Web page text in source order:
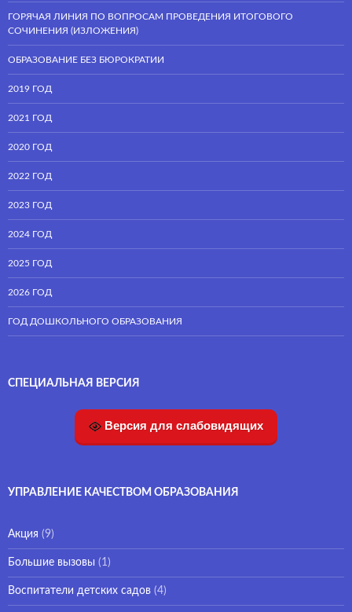
ГОРЯЧАЯ ЛИНИЯ ПО ВОПРОСАМ ПРОВЕДЕНИЯ ИТОГОВОГО
СОЧИНЕНИЯ (ИЗЛОЖЕНИЯ)
ОБРАЗОВАНИЕ БЕЗ БЮРОКРАТИИ
2019 ГОД
2021 ГОД
2020 ГОД
2022 ГОД
2023 ГОД
2024 ГОД
2025 ГОД
2026 ГОД
ГОД ДОШКОЛЬНОГО ОБРАЗОВАНИЯ
СПЕЦИАЛЬНАЯ ВЕРСИЯ
Версия для слабовидящих
УПРАВЛЕНИЕ КАЧЕСТВОМ ОБРАЗОВАНИЯ
Акция (9)
Большие вызовы (1)
Воспитатели детских садов (4)